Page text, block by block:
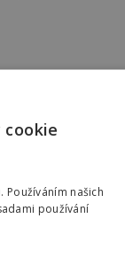
našich
používání